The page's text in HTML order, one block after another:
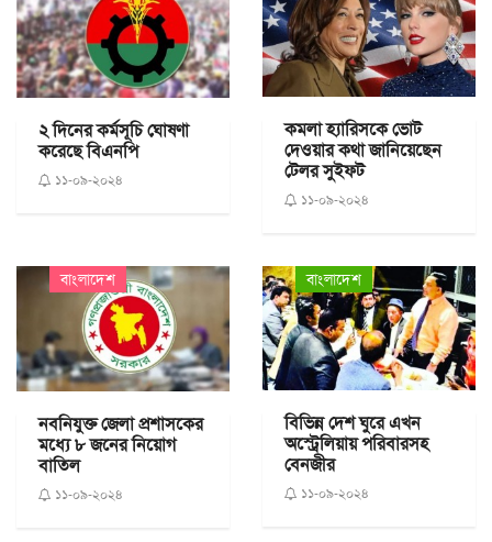
২ দিনের কর্মসূচি ঘোষণা
করেছে বিএনপি
১১-০৯-২০২৪
কমলা হ্যারিসকে ভোট
দেওয়ার কথা জানিয়েছেন
টেলর সুইফট
১১-০৯-২০২৪
বাংলাদেশ
নবনিযুক্ত জেলা প্রশাসকের
মধ্যে ৮ জনের নিয়োগ
বাতিল
১১-০৯-২০২৪
বাংলাদেশ
বিভিন্ন দেশ ঘুরে এখন
অস্ট্রেলিয়ায় পরিবারসহ
বেনজীর
১১-০৯-২০২৪